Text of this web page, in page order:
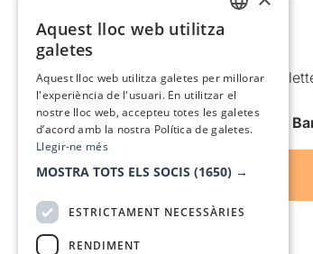
Política de cookies
Condicions d’ús
Comunicacions comercials i
Anuncia’t
Vull rebre la newsletter de Teatre
Aquest lloc web utilitza
galetes
Aquest lloc web utilitza galetes per millorar
l'experiència de l'usuari. En utilitzar el
nostre lloc web, accepteu totes les galetes
d’acord amb la nostra Política de galetes.
Llegir-ne més
MOSTRA TOTS ELS SOCIS (1650) →
ESTRICTAMENT NECESSÀRIES
RENDIMENT